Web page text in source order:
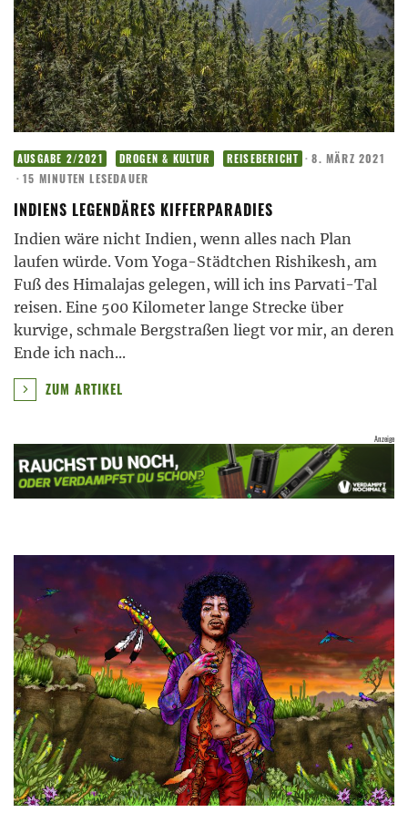
AUSGABE 2/2021 DROGEN & KULTUR REISEBERICHT · 8. MÄRZ 2021
· 15 MINUTEN LESEDAUER
INDIENS LEGENDÄRES KIFFERPARADIES
Indien wäre nicht Indien, wenn alles nach Plan
laufen würde. Vom Yoga-Städtchen Rishikesh, am
Fuß des Himalajas gelegen, will ich ins Parvati-Tal
reisen. Eine 500 Kilometer lange Strecke über
kurvige, schmale Bergstraßen liegt vor mir, an deren
Ende ich nach...
ZUM ARTIKEL